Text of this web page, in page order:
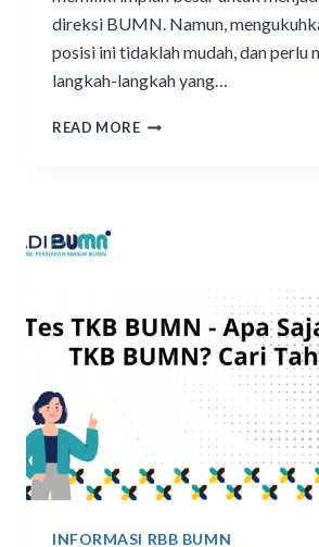
direksi BUMN. Namun,
posisi ini tidaklah mudah, dan perlu
langkah-langkah yang…
READ MORE
INFORMASI RBB BUMN